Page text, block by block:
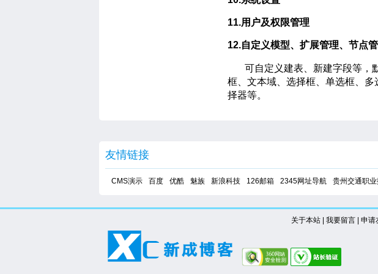
11.用户及权限管理
12.自定义模型、扩展管理、节点
可自定义建表、新建字段等，
框、文本域、选择框、单选框、
择器等。
友情链接
CMS演示 百度 优酷 魅族 新浪科技 126邮箱 2345网址导航 贵州交通职
关于本站| 我要留言| 申请